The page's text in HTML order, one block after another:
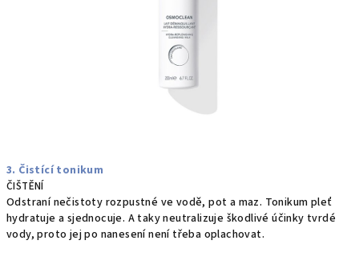
3. Čistící tonikum
ČIŠTĚNÍ
Odstraní nečistoty rozpustné ve vodě, pot a maz. Tonikum pleť
hydratuje a sjednocuje. A taky neutralizuje škodlivé účinky tvrdé
vody, proto jej po nanesení není třeba oplachovat.